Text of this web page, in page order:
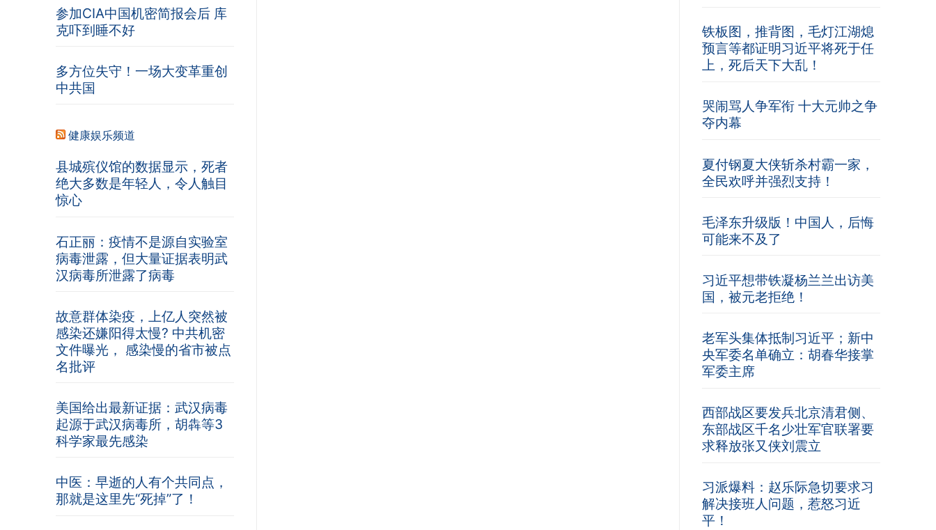
铁板图，推背图，毛灯江湖熄
预言等都证明习近平将死于任
上，死后天下大乱！
哭闹骂人争军衔 十大元帅之争
夺内幕
夏付钢夏大侠斩杀村霸一家，
全民欢呼并强烈支持！
毛泽东升级版！中国人，后悔
可能来不及了
习近平想带铁凝杨兰兰出访美
国，被元老拒绝！
老军头集体抵制习近平；新中
央军委名单确立：胡春华接掌
军委主席
西部战区要发兵北京清君侧、
东部战区千名少壮军官联署要
求释放张又侠刘震立
习派爆料：赵乐际急切要求习
解决接班人问题，惹怒习近
平！
参加CIA中国机密简报会后 库
克吓到睡不好
多方位失守！一场大变革重创
中共国
健康娱乐频道
县城殡仪馆的数据显示，死者
绝大多数是年轻人，令人触目
惊心
石正丽：疫情不是源自实验室
病毒泄露，但大量证据表明武
汉病毒所泄露了病毒
故意群体染疫，上亿人突然被
感染还嫌阳得太慢? 中共机密
文件曝光， 感染慢的省市被点
名批评
美国给出最新证据：武汉病毒
起源于武汉病毒所，胡犇等3
科学家最先感染
中医：早逝的人有个共同点，
那就是这里先“死掉”了！